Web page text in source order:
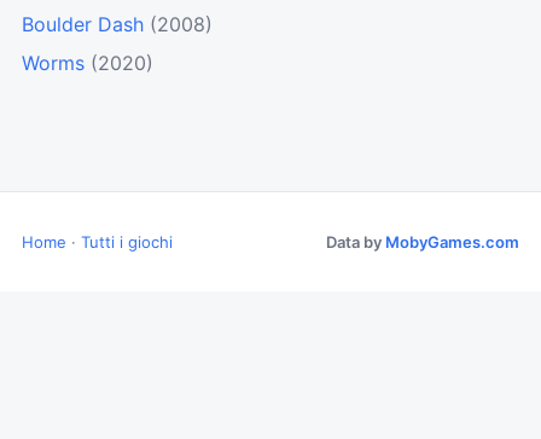
Boulder Dash (2008)
Worms (2020)
Home · Tutti i giochi Data by MobyGames.com